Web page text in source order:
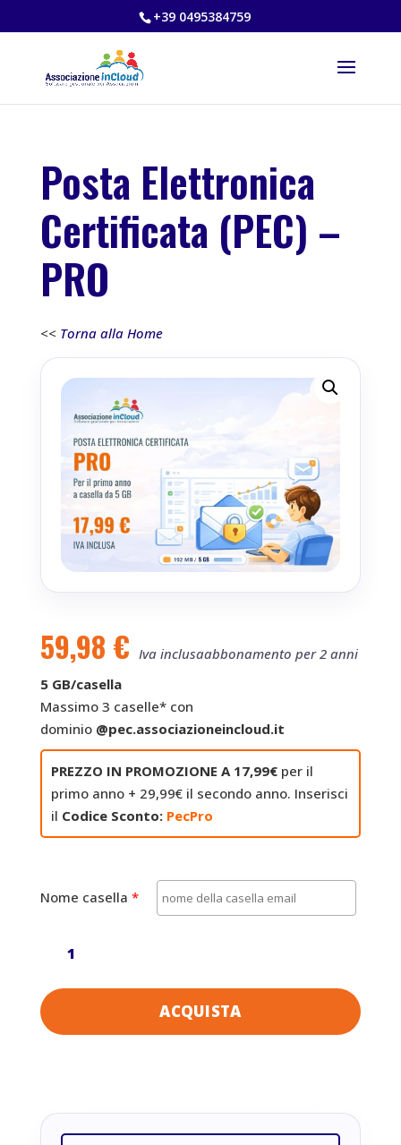
+39 0495384759
Posta Elettronica
Certificata (PEC) –
PRO
<< Torna alla Home
59,98 € Iva inclusaabbonamento per 2 anni
5 GB/casella
Massimo 3 caselle* con
dominio @pec.associazioneincloud.it
PREZZO IN PROMOZIONE A 17,99€per il
primo anno + 29,99€ il secondo anno. Inserisci
il Codice Sconto: PecPro
Nome casella *
Elettronica
Certificata
(PEC)
-
ACQUISTA